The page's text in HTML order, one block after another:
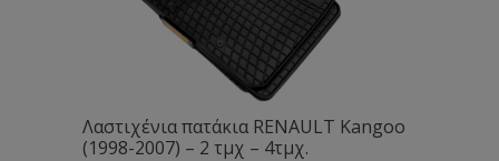
Λαστιχένια πατάκια RENAULT Kangoo
(1998-2007) – 2 τμχ – 4τμχ.